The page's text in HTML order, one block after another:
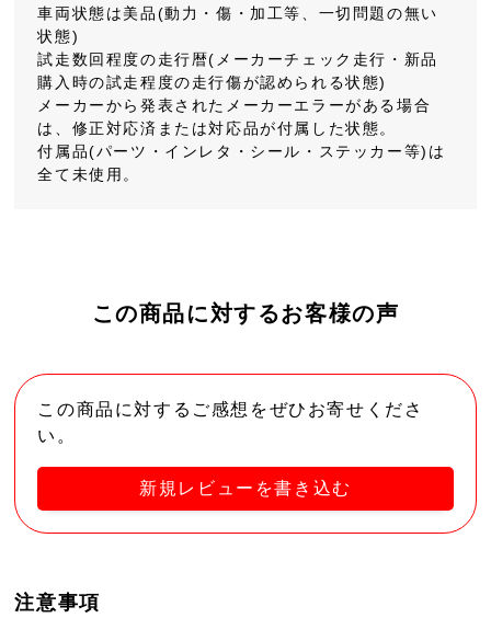
車両状態は美品(動力・傷・加工等、一切問題の無い
状態)
試走数回程度の走行暦(メーカーチェック走行・新品
購入時の試走程度の走行傷が認められる状態)
メーカーから発表されたメーカーエラーがある場合
は、修正対応済または対応品が付属した状態。
付属品(パーツ・インレタ・シール・ステッカー等)は
全て未使用。
この商品に対するお客様の声
この商品に対するご感想をぜひお寄せくださ
い。
新規レビューを書き込む
注意事項